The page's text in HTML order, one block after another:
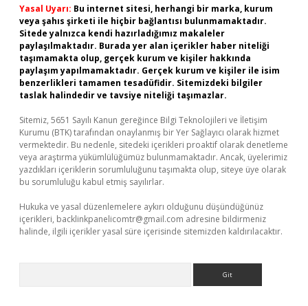
Yasal Uyarı: Bu internet sitesi, herhangi bir marka, kurum
veya şahıs şirketi ile hiçbir bağlantısı bulunmamaktadır.
Sitede yalnızca kendi hazırladığımız makaleler
paylaşılmaktadır. Burada yer alan içerikler haber niteliği
taşımamakta olup, gerçek kurum ve kişiler hakkında
paylaşım yapılmamaktadır. Gerçek kurum ve kişiler ile isim
benzerlikleri tamamen tesadüfidir. Sitemizdeki bilgiler
taslak halindedir ve tavsiye niteliği taşımazlar.
Sitemiz, 5651 Sayılı Kanun gereğince Bilgi Teknolojileri ve İletişim
Kurumu (BTK) tarafından onaylanmış bir Yer Sağlayıcı olarak hizmet
vermektedir. Bu nedenle, sitedeki içerikleri proaktif olarak denetleme
veya araştırma yükümlülüğümüz bulunmamaktadır. Ancak, üyelerimiz
yazdıkları içeriklerin sorumluluğunu taşımakta olup, siteye üye olarak
bu sorumluluğu kabul etmiş sayılırlar.
Hukuka ve yasal düzenlemelere aykırı olduğunu düşündüğünüz
içerikleri, backlinkpanelicomtr@gmail.com adresine bildirmeniz
halinde, ilgili içerikler yasal süre içerisinde sitemizden kaldırılacaktır.